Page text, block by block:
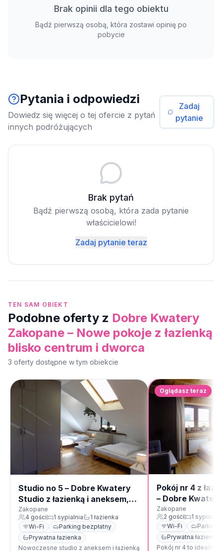
Brak opinii dla tego obiektu
Bądź pierwszą osobą, która zostawi opinię po
pobycie
Pytania i odpowiedzi
Dowiedz się więcej o tej ofercie z pytań
innych podróżujących
Zadaj
pytanie
Brak pytań
Bądź pierwszą osobą, która zada pytanie
właścicielowi!
Zadaj pytanie teraz
TEN SAM OBIEKT
Podobne oferty z Dobre Kwatery
Zakopane – Nowe pokoje z łazienką
blisko centrum i dworca
3 oferty dostępne w tym obiekcie
Studio no 5 – Dobre Kwatery
Studio z łazienką i aneksem,
blisko centrum
Zakopane
4 gości 1 sypialnia 1 łazienka
Wi-Fi
Parking bezpłatny
Prywatna łazienka
Nowoczesne studio z aneksem i łazienką
Oglądasz teraz
Pokój nr 4 z
– Dobre
blisko dworca-
noclegi z
Zakopane
2 gości 1 sypialnia
Wi-Fi
Parking
Prywatna łazienka
Pokój nr 4 to idealna